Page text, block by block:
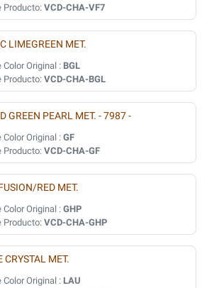
Producto: VCD-CHA-VF7
LIMEGREEN MET.
Color Original : BGL
Producto: VCD-CHA-BGL
GREEN PEARL MET. - 7987 -
Color Original : GF
Producto: VCD-CHA-GF
RED MET.
Color Original : GHP
Producto: VCD-CHA-GHP
CRYSTAL MET.
Color Original : LAU